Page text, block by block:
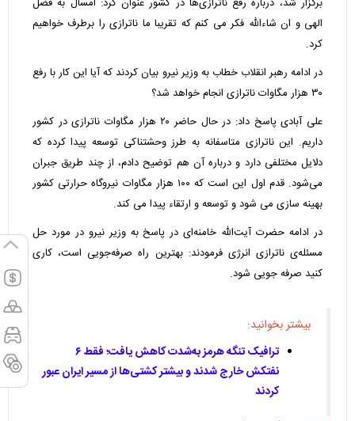
برگزار شد، درباره رفع ناترازی‌ها در کشور عنوان کرد: امسال به فضل
الهی و ان شاءالله فکر می کنم که تقریبا ما ناترازی را برطرف خواهیم
کرد.
در ادامه رهبر انقلاب خطاب به وزیر نیرو بیان کردند که آیا این کار با رفع
۳۰ هزار مگاوات ناترازی انجام خواهد شد؟‌
علی آبادی پاسخ داد: در حال حاضر ۲۰ هزار مگاوات ناترازی در کشور
داریم. این ناترازی متاسفانه به طرز وحشتناکی توسعه پیدا کرده که
دلایل مختلفی دارد و درباره آن هم توضیح دادم، از چند طریق جبران
می‌شود. قدم اول این است که ۱۰۰ هزار مگاوات نیروگاه حرارتی کشور
بهینه سازی می شود و توسعه و ارتقاء پیدا می کند.
در ادامه حضرت آیت‌الله خامنه‌ای در پاسخ به وزیر نیرو در مورد حل
مسئله‌ی ناترازی انرژی فرمودند: بهترین راه صرفه‌جویی است، کاری
کنید صرفه جویی شود.
بیشتر بخوانید:
ترافیک تنگه هرمز به‌شدت کاهش یافت؛ فقط ۶
نفتکش خارج شدند و بیشتر کشتی‌ها از مسیر ایران عبور
کردند